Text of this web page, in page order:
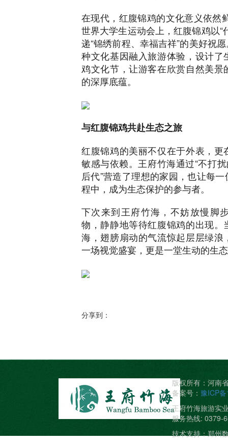
在现代，红腹锦鸡的文化意义依然
世界大学生运动会上，红腹锦鸡以“
递“锦绣前程、幸福吉祥”的美好祝
种文化基因融入旅游体验，设计了
鸡文化节，让游客在欣赏自然美
的深厚底蕴。
与红腹锦鸡共赴生态之旅
红腹锦鸡的美丽不仅在于外表，更
敏感与依赖。王府竹海通过“不打
后代”营造了理想的家园，也让每
程中，成为生态保护的参与者。
下次来到王府竹海，不妨放慢脚
物，静静地等待红腹锦鸡的出现。
海，翅膀扇动的气流惊起层层绿浪
一场视觉盛宴，更是一堂生动的生
分享到：
版权所有：河南
备案号： 豫ICP
王府竹海旅游实
服务热线:
技术支持：郑州